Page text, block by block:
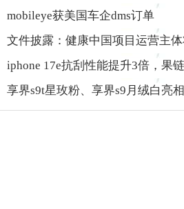
mobileye获美国车企dms订单
文件披露：健康中国项目运营主
iphone 17e抗刮性能提升3倍，果
享界s9t星玫粉、享界s9月绒白亮